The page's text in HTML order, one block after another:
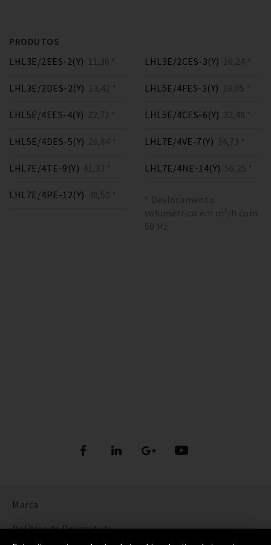
PRODUTOS
LHL3E/2EES-2(Y) 11,36 *
LHL3E/2DES-2(Y) 13,42 *
LHL3E/2CES-3(Y) 16,24 *
LHL5E/4FES-3(Y) 18,05 *
LHL5E/4EES-4(Y) 22,72 *
LHL5E/4DES-5(Y) 26,84 *
LHL5E/4CES-6(Y) 32,48 *
LHL7E/4VE-7(Y) 34,73 *
LHL7E/4TE-9(Y) 41,33 *
LHL7E/4PE-12(Y) 48,50 *
LHL7E/4NE-14(Y) 56,25 *
* Deslocamento
volumétrico em m³/h com
50 Hz
Marca
Política de Privacidade